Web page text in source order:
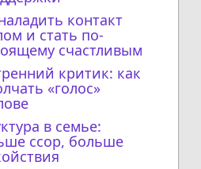
контакт
и стать по-
счастливым
критик: как
«голос»
в семье:
ссор, больше